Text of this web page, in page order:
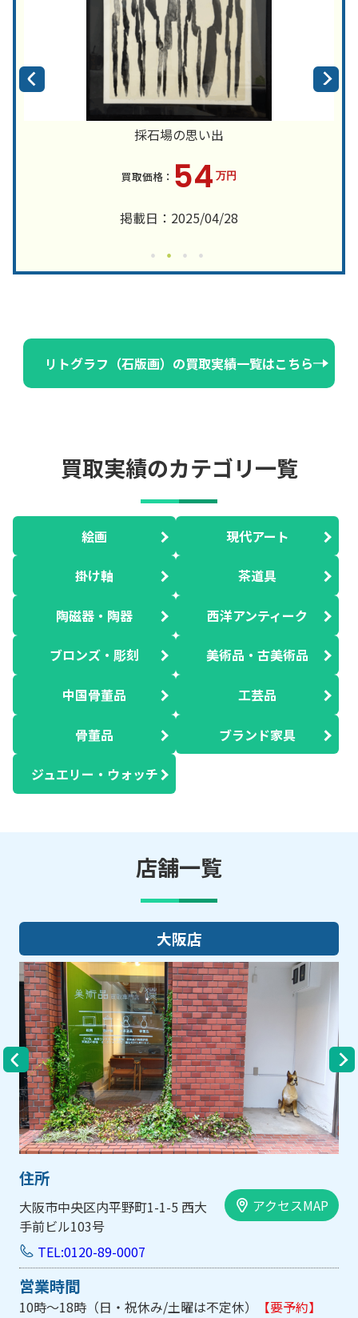
採石場の思い出
54 万円
掲載日：2025/04/28
リトグラフ（石版画）の買取実績一覧はこちら
買取実績のカテゴリ一覧
絵画 現代アート
掛け軸 茶道具
陶磁器・陶器 西洋アンティーク
ブロンズ・彫刻 美術品・古美術品
中国骨董品 工芸品
骨董品 ブランド家具
ジュエリー・ウォッチ
店舗一覧
大阪店
住所
大阪市中央区内平野町1-1-5 西大
手前ビル103号
アクセスMAP
TEL:0120-89-0007
営業時間
10時～18時（日・祝休み/土曜は不定休） 【要予約】